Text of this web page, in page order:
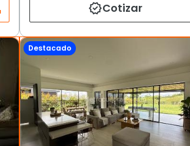
Cotizar
Destacado